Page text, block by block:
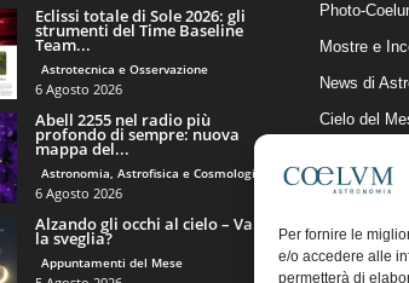
Per fornire le
e/o accedere alle
permetterà di
Eclissi totale di Sole 2026: gli
strumenti del Time Baseline
Team...
Astrotecnica e Osservazione
6 Agosto 2026
Abell 2255 nel radio più
profondo di sempre: nuova
mappa del...
Astronomia, Astrofisica e Cosmologia
6 Agosto 2026
Alzando gli occhi al cielo – Vale
la sveglia?
Appuntamenti del Mese
Photo-
Mostre e
News di
Cielo del
Articoli e
Il Blog della